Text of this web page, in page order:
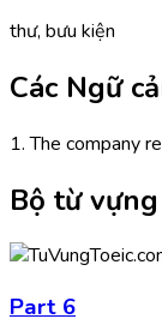
thư, bưu kiện
Các Ngữ
1. The company
Bộ từ
Part 6